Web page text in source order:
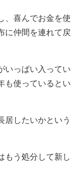
、喜んでお金を使
に仲間を連れて戻
いっぱい入ってい
も使っているとい
居したいかという
う処分して新し